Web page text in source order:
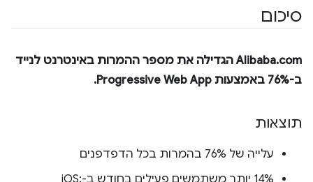
סיכום
Alibaba.com הגדילה את מספר ההמרות באינטרנט לנייד
ב-76% באמצעות Progressive Web App.
תוצאות
עלייה של 76% בהמרות בכל הדפדפנים
14% יותר משתמשים פעילים בחודש ב-iOS;